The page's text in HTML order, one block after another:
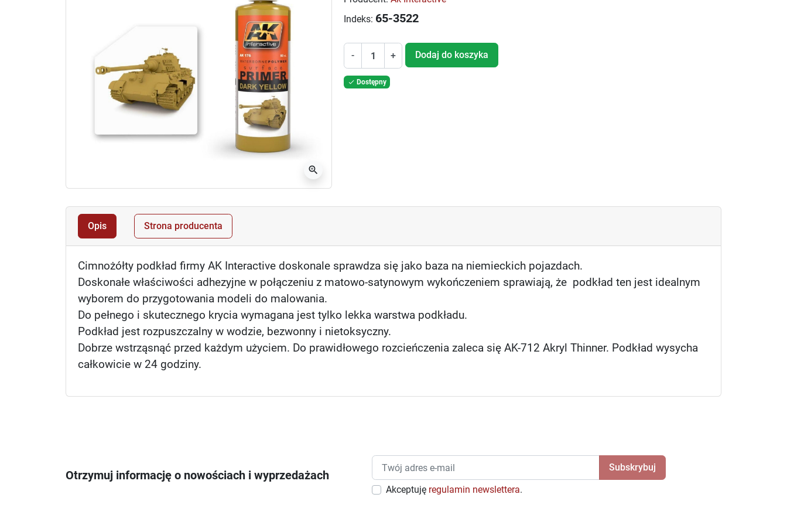
zoom_in
Indeks: 65-3522
- + Dodaj do koszyka
 Dostępny
Opis Strona producenta
Cimnożółty podkład firmy AK Interactive doskonale sprawdza się jako baza na niemieckich pojazdach.
Doskonałe właściwości adhezyjne w połączeniu z matowo-satynowym wykończeniem sprawiają, że podkład ten jest idealnym
wyborem do przygotowania modeli do malowania.
Do pełnego i skutecznego krycia wymagana jest tylko lekka warstwa podkładu.
Podkład jest rozpuszczalny w wodzie, bezwonny i nietoksyczny.
Dobrze wstrząsnąć przed każdym użyciem. Do prawidłowego rozcieńczenia zaleca się AK-712 Akryl Thinner. Podkład wysycha
całkowicie w 24 godziny.
Otrzymuj informację o nowościach i wyprzedażach
Akceptuję regulamin newslettera.